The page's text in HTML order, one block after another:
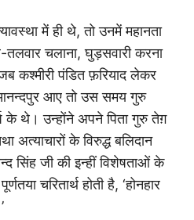
में ही थे, तो उनमें महानता
चलाना, घुड़सवारी करना
पंडित फ़रियाद लेकर
आए तो उस समय गुरु
के थे। उन्होंने अपने पिता गुरु तेग़
अत्याचारों के विरुद्ध बलिदान
सिंह जी की इन्हीं विशेषताओं के
चरितार्थ होती है, ‘होनहार